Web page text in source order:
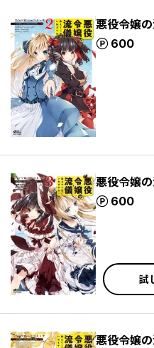
悪役令嬢
600
ポイント
悪役令嬢
600
ポイント
試
悪役令嬢